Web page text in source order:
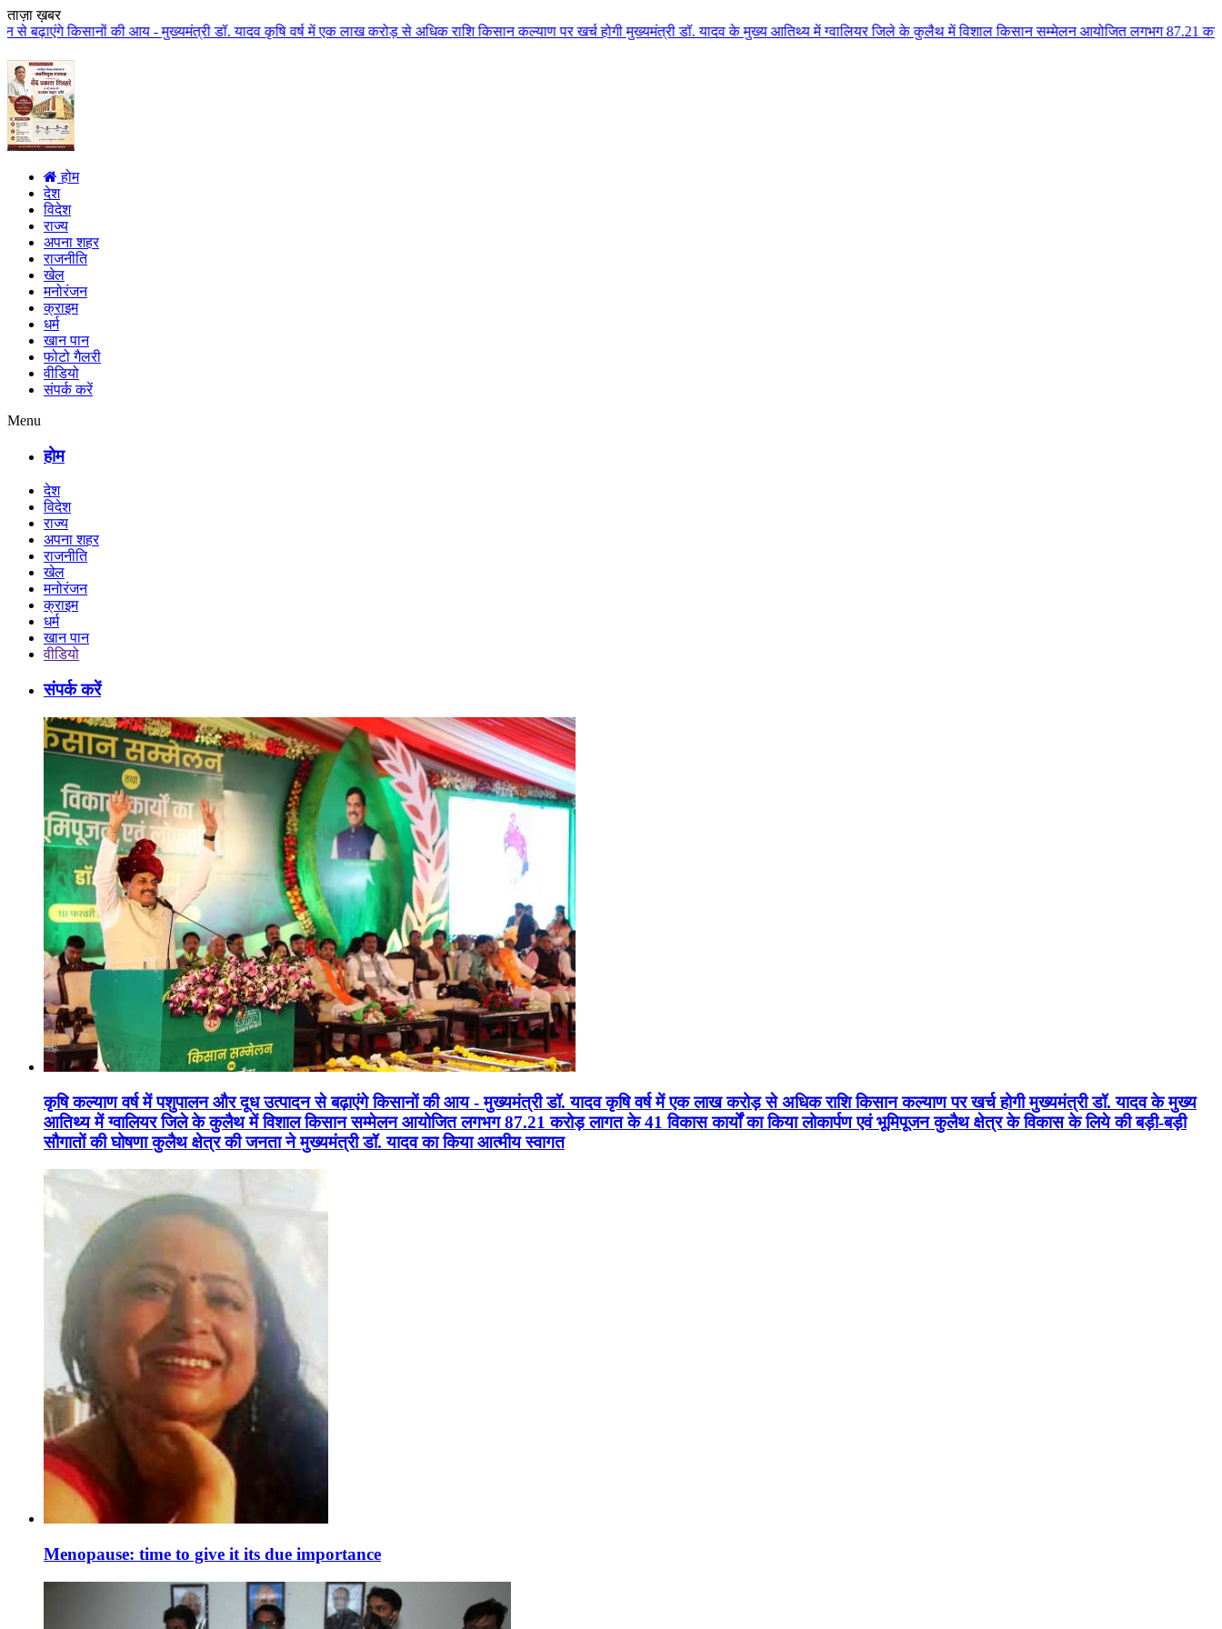
ताज़ा ख़बर
आय - मुख्यमंत्री डॉ. यादव कृषि वर्ष में एक लाख करोड़ से अधिक राशि किसान कल्याण पर खर्च होगी मुख्यमंत्री डॉ. यादव के मुख्य आतिथ्य में ग्वालियर जिले के कुलैथ में विशाल किसान सम्मेलन आयोजित लगभग 87.21 करोड़ लागत के 41
होम
देश
विदेश
राज्य
अपना शहर
राजनीति
खेल
मनोरंजन
क्राइम
धर्म
खान पान
फोटो गैलरी
वीडियो
संपर्क करें
Menu
होम
देश
विदेश
राज्य
अपना शहर
राजनीति
खेल
मनोरंजन
क्राइम
धर्म
खान पान
वीडियो
संपर्क करें
कृषि कल्याण वर्ष में पशुपालन और दूध उत्पादन से बढ़ाएंगे किसानों की आय - मुख्यमंत्री डॉ. यादव कृषि वर्ष में एक लाख करोड़ से अधिक राशि किसान कल्याण पर खर्च होगी मुख्यमंत्री डॉ. यादव के मुख्य
आतिथ्य में ग्वालियर जिले के कुलैथ में विशाल किसान सम्मेलन आयोजित लगभग 87.21 करोड़ लागत के 41 विकास कार्यों का किया लोकार्पण एवं भूमिपूजन कुलैथ क्षेत्र के विकास के लिये की बड़ी-बड़ी
सौगातों की घोषणा कुलैथ क्षेत्र की जनता ने मुख्यमंत्री डॉ. यादव का किया आत्मीय स्वागत
Menopause: time to give it its due importance